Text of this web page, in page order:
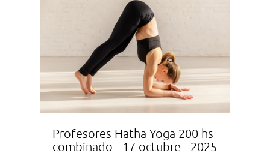
Profesores Hatha Yoga 200 hs
combinado - 17 octubre - 2025